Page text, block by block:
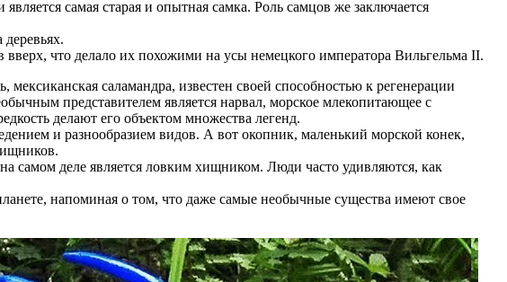
самая старая и опытная самка. Роль самцов же заключается
что делало их похожими на усы немецкого императора Вильгельма II.
саламандра, известен своей способностью к регенерации
представителем является нарвал, морское млекопитающее с
делают его объектом множества легенд.
и разнообразием видов. А вот окопник, маленький морской конек,
самом деле является ловким хищником. Люди часто удивляются, как
напоминая о том, что даже самые необычные существа имеют свое